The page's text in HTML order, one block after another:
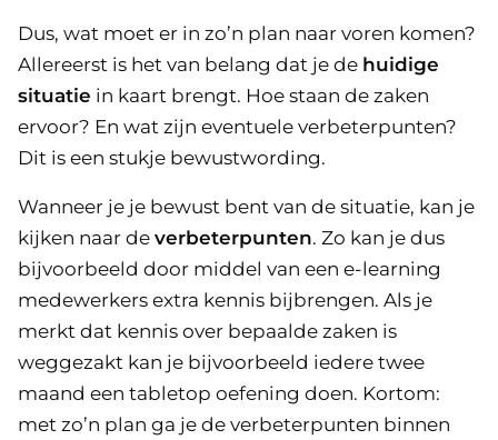
Dus, wat moet er in zo’n plan naar voren komen?
Allereerst is het van belang dat je de huidige
situatie in kaart brengt. Hoe staan de zaken
ervoor? En wat zijn eventuele verbeterpunten?
Dit is een stukje bewustwording.
Wanneer je je bewust bent van de situatie, kan je
kijken naar de verbeterpunten. Zo kan je dus
bijvoorbeeld door middel van een e-learning
medewerkers extra kennis bijbrengen. Als je
merkt dat kennis over bepaalde zaken is
weggezakt kan je bijvoorbeeld iedere twee
maand een tabletop oefening doen. Kortom:
met zo’n plan ga je de verbeterpunten binnen